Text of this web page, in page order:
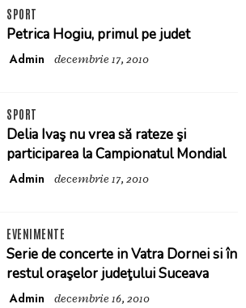
SPORT
Petrica Hogiu, primul pe judet
Admin decembrie 17, 2010
SPORT
Delia Ivaş nu vrea să rateze şi
participarea la Campionatul Mondial
Admin decembrie 17, 2010
EVENIMENTE
Serie de concerte in Vatra Dornei si în
restul oraşelor judeţului Suceava
Admin decembrie 16, 2010